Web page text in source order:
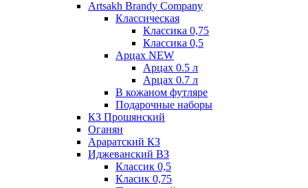
Artsakh Brandy Company
Классическая
Классика 0,75
Классика 0,5
Арцах NEW
Арцах 0.5 л
Арцах 0.7 л
В кожаном футляре
Подарочные наборы
КЗ Прошянский
Оганян
Араратский КЗ
Иджеванский ВЗ
Классик 0,5
Класик 0,75